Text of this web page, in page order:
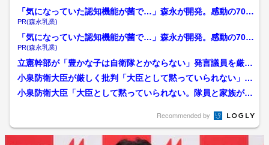
「気になっていた認知機能が菌で…」森永が開発。感動の70代
続出
PR(森永乳業)
「気になっていた認知機能が菌で…」森永が開発。感動の70代
続出
PR(森永乳業)
立憲幹部が「豊かな子は自衛隊とかならない」発言議員を厳重
注意 「極めて配慮に欠け...
小泉防衛大臣が厳しく批判「大臣として黙っていられない」
立憲議員「経済的に厳しい...
小泉防衛大臣「大臣として黙っていられない。隊員と家族が傷
Recommended by